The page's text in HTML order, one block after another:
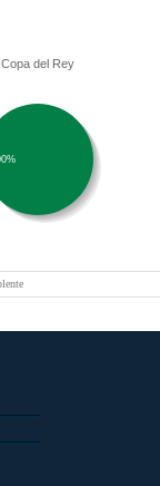
Copa del Rey